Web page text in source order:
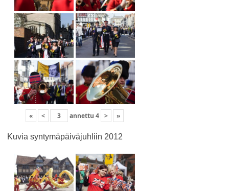
« < annettu 4 > »
Kuvia syntymäpäiväjuhliin 2012